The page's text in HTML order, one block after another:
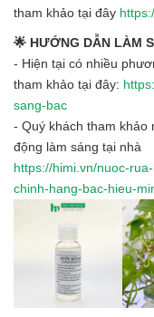
tham khảo tại đây
🌟 HƯỚNG DẪN LÀM
- Hiện tại có nhiều
tham khảo tại đây:
sang-bac
- Quý khách tham khảo
động làm sáng tại nhà
https://himi.vn/nuoc-
chinh-hang-bac-hieu-